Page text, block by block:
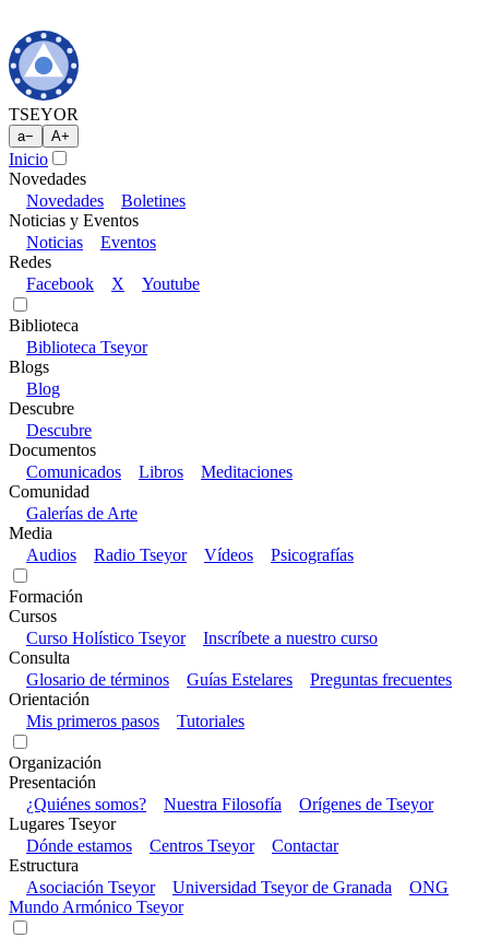
TSEYOR
a− A+
Inicio
Novedades
Novedades
Boletines
Noticias y Eventos
Noticias
Eventos
Redes
Facebook
X Youtube
Biblioteca
Biblioteca Tseyor
Blogs
Blog
Descubre
Descubre
Documentos
Comunicados
Libros
Meditaciones
Comunidad
Galerías de Arte
Media
Audios
Radio Tseyor Vídeos Psicografías
Formación
Cursos
Curso Holístico Tseyor
Inscríbete a nuestro curso
Consulta
Glosario de términos
Guías Estelares
Preguntas frecuentes
Orientación
Mis primeros pasos
Tutoriales
Organización
Presentación
¿Quiénes somos?
Nuestra Filosofía
Orígenes de Tseyor
Lugares Tseyor
Dónde estamos
Centros Tseyor
Contactar
Estructura
Asociación Tseyor
Universidad Tseyor de Granada
ONG
Mundo Armónico Tseyor